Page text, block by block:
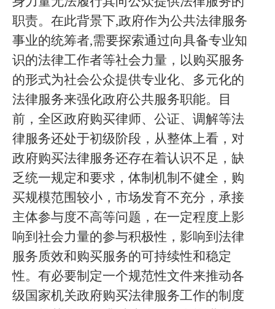
职责。在此背景下,政府作为公共法律服务
事业的统筹者,需要探索通过向具备专业知
识的法律工作者等社会力量，以购买服务
的形式为社会公众提供专业化、多元化的
法律服务来强化政府公共服务职能。目
前，全区政府购买律师、公证、调解等法
律服务还处于初级阶段，从整体上看，对
政府购买法律服务还存在着认识不足，缺
乏统一规定和要求，体制机制不健全，购
买规模范围较小，市场发育不充分，承接
主体参与度不高等问题，在一定程度上影
响到社会力量的参与积极性，影响到法律
服务质效和购买服务的可持续性和稳定
性。有必要制定一个规范性文件来推动各
级国家机关政府购买法律服务工作的制度